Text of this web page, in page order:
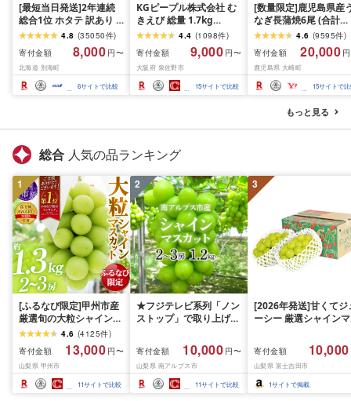
[最短当日発送]2年連続
総合1位 ホタテ 訳あり (
ふるさと納税 ほたて ふ
るさと納税 訳あり 帆立
ふるさと わけあり ホタ
テ貝柱 貝 人気 不揃い 刺
身 規格外 魚介 ランキン
グ 海鮮 冷凍 発送時期が
グ対象)
4.8 (35050件)
寄付金額
8,000 円〜
北海道 別海町
6サイトで比較
KGピープル株式会社 む
きえび 総量 1.7kg
(850g×2P) 特大 5Lサイ
ズ バナメイエビ バラ凍
結 下処理不要 サイズ不
揃い 訳あり
4.4 (1098件)
寄付金額
9,000 円〜
大阪府 泉佐野市
15サイトで比較
[数量限定]鹿児島県産
なぎ長蒲焼6尾 (合計
600g以上)4.6 (9595件)
寄付金額
20,000
鹿児島県 大崎町
15サイトで
もっと見る
総合 人気の品ランキング
1
[ふるなび限定]甲州市産
厳選旬の大粒シャインマ
スカット 約1.3kg 2〜3
房[2026年発送]
(MG)B12-472 FN-
Limited-VO シャインマ
スカット フルーツ
4.6 (4125件)
寄付金額
13,000 円〜
山梨県 甲州市
11サイトで比較
2
★フジテレビ系列「ノン
ストップ」で取り上げら
先行予約]南アルプス市
産シャインマスカット
1.2kg以上(2〜3房)ふる
さと納税 おすすめ 山梨
県 南アルプス市 送料無
寄付金額 10,000 円〜
山梨県 南アルプス市
11サイトで比較
3
[2026年発送]甘くてジ
ーシー 厳選シャインマ
月前半(1〜15日)から
月下旬までの発送) フ
ーツ ぶどう 果物 山梨
産 2026 旬 大粒 高級
寄付金額 10,000
山梨県 富士吉田市
1サイトで掲載